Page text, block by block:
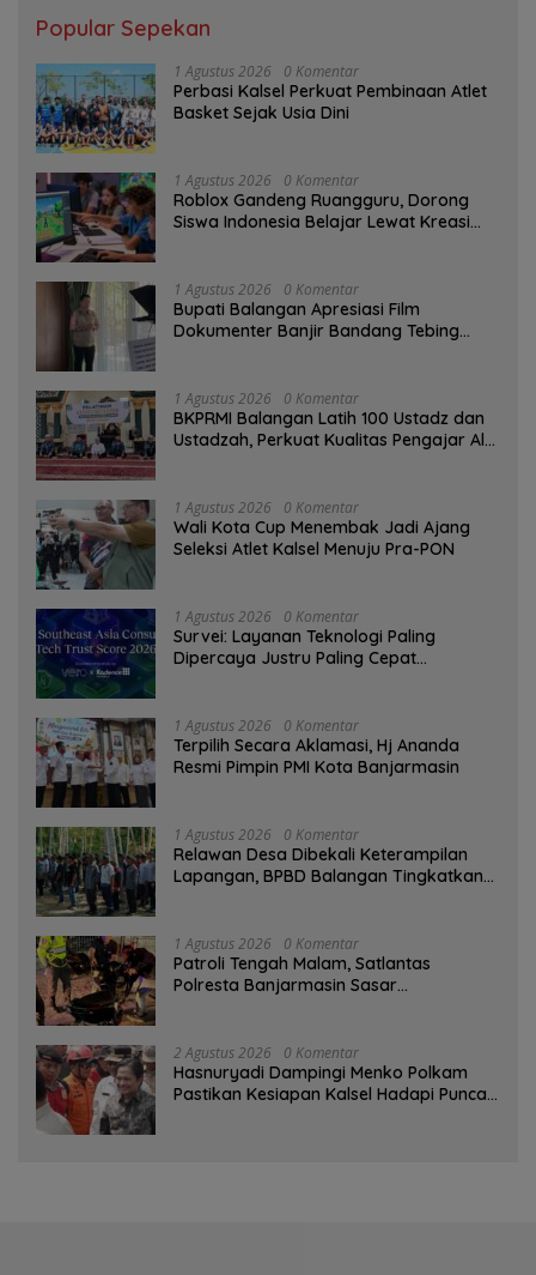
Popular Sepekan
1 Agustus 2026 0 Komentar
Perbasi Kalsel Perkuat Pembinaan Atlet
Basket Sejak Usia Dini
1 Agustus 2026 0 Komentar
Roblox Gandeng Ruangguru, Dorong
Siswa Indonesia Belajar Lewat Kreasi
1 Agustus 2026 0 Komentar
Bupati Balangan Apresiasi Film
Dokumenter Banjir Bandang Tebing
1 Agustus 2026 0 Komentar
BKPRMI Balangan Latih 100 Ustadz dan
Ustadzah, Perkuat Kualitas Pengajar Al-
1 Agustus 2026 0 Komentar
Wali Kota Cup Menembak Jadi Ajang
Seleksi Atlet Kalsel Menuju Pra-PON
1 Agustus 2026 0 Komentar
Survei: Layanan Teknologi Paling
Dipercaya Justru Paling Cepat
1 Agustus 2026 0 Komentar
‎Terpilih Secara Aklamasi, Hj Ananda
Resmi Pimpin PMI Kota Banjarmasin
1 Agustus 2026 0 Komentar
Relawan Desa Dibekali Keterampilan
Lapangan, BPBD Balangan Tingkatkan
1 Agustus 2026 0 Komentar
Patroli Tengah Malam, Satlantas
Polresta Banjarmasin Sasar
2 Agustus 2026 0 Komentar
Hasnuryadi Dampingi Menko Polkam
Pastikan Kesiapan Kalsel Hadapi Puncak